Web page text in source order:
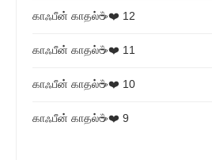
காஃபீன் காதல்☕❤️ 12
காஃபீன் காதல்☕❤️ 11
காஃபீன் காதல்☕❤️ 10
காஃபீன் காதல்☕❤️ 9